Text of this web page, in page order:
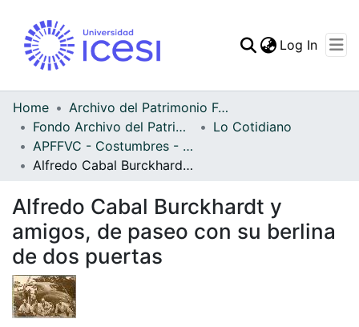
Statistics
Log In
Home
Archivo del Patrimonio Fotográfico y Fílmico del Valle del Cauca
Fondo Archivo del Patrimonio Fotográfico y Fílmico del Valle del Cauca
Lo Cotidiano
APFFVC - Costumbres - Patrimonial
Alfredo Cabal Burckhardt y amigos, de paseo con su berlina de dos puertas
Alfredo Cabal Burckhardt y
amigos, de paseo con su berlina
de dos puertas